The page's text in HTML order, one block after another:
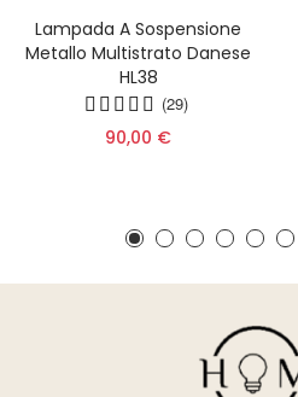
Lampada A Sospensione
Metallo Multistrato Danese
HL38
(29)
90,00 €